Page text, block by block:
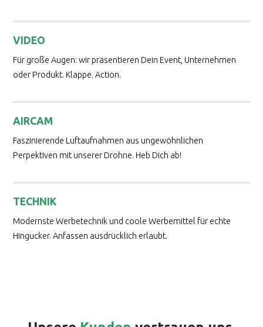
VIDEO
Für große Augen: wir präsentieren Dein Event, Unternehmen
oder Produkt. Klappe. Action.
AIRCAM
Faszinierende Luftaufnahmen aus ungewöhnlichen
Perpektiven mit unserer Drohne. Heb Dich ab!
TECHNIK
Modernste Werbetechnik und coole Werbemittel für echte
Hingucker. Anfassen ausdrücklich erlaubt.